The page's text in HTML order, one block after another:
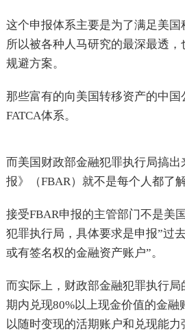
这个申报体系主要是为了满足美国
所以被各种人马研究的最深最透
规避方案。
那些富有的向美国转移资产的中
FATCA体系。
而美国财政部金融犯罪执行局搞出
报》（FBAR）就不是每个人都了解
接受FBAR申报的主管部门不是美
犯罪执行局，具体要求是申报”过
或有签名权的金融资产账户”。
而实际上，财政部金融犯罪执行
期内兑现80%以上现金价值的金融
以随时变现的活期账户和兑现能力